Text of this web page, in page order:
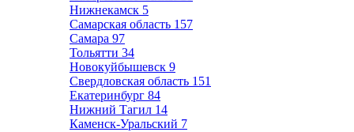
Нижнекамск 5
Самарская область 157
Самара 97
Тольятти 34
Новокуйбышевск 9
Свердловская область 151
Екатеринбург 84
Нижний Тагил 14
Каменск-Уральский 7